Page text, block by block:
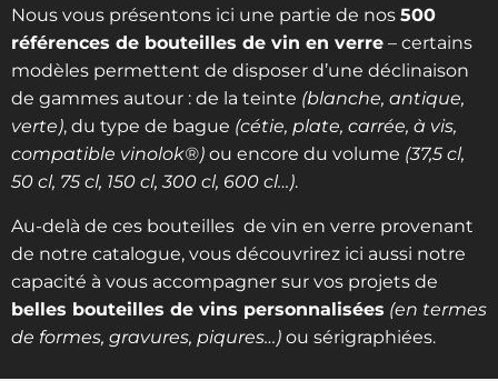
Nous vous présentons ici une partie de nos 500
références de bouteilles de vin en verre – certains
modèles permettent de disposer d’une déclinaison
de gammes autour : de la teinte (blanche, antique,
verte), du type de bague (cétie, plate, carrée, à vis,
compatible vinolok®) ou encore du volume (37,5 cl,
50 cl, 75 cl, 150 cl, 300 cl, 600 cl…).
Au-delà de ces bouteilles de vin en verre provenant
de notre catalogue, vous découvrirez ici aussi notre
capacité à vous accompagner sur vos projets de
belles bouteilles de vins personnalisées (en termes
de formes, gravures, piqures…) ou sérigraphiées.